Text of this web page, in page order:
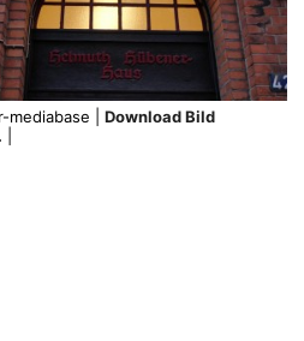
| Download Bild